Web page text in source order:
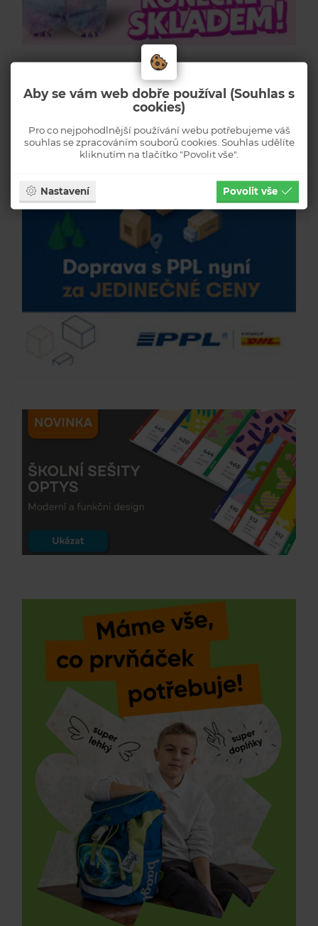
Aby se vám web dobře používal (Souhlas s
cookies)
Pro co nejpohodlnější používání webu potřebujeme váš
souhlas se zpracováním souborů cookies. Souhlas udělíte
kliknutím na tlačítko "Povolit vše".
Nastavení Povolit vše